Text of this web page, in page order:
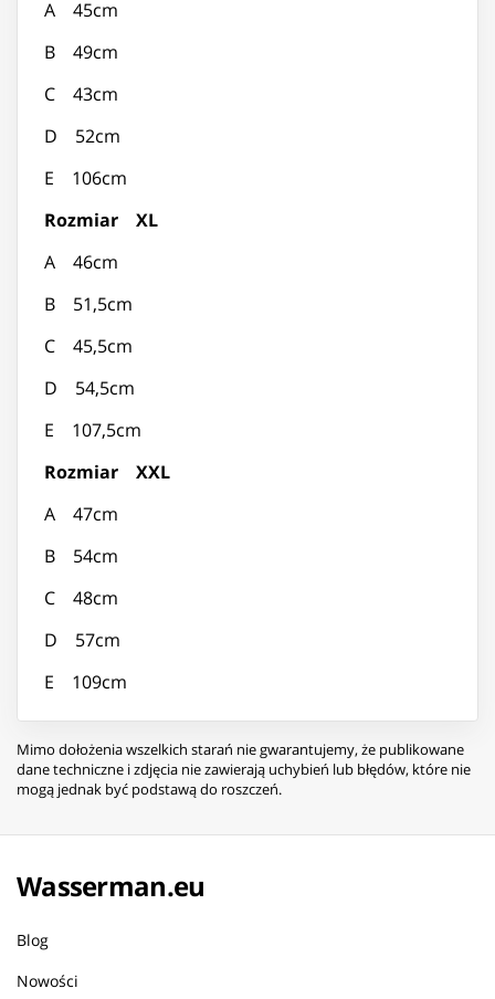
A 45cm
B 49cm
C 43cm
D 52cm
E 106cm
Rozmiar XL
A 46cm
B 51,5cm
C 45,5cm
D 54,5cm
E 107,5cm
Rozmiar XXL
A 47cm
B 54cm
C 48cm
D 57cm
E 109cm
Mimo dołożenia wszelkich starań nie gwarantujemy, że publikowane
dane techniczne i zdjęcia nie zawierają uchybień lub błędów, które nie
mogą jednak być podstawą do roszczeń.
Wasserman.eu
Blog
Nowości